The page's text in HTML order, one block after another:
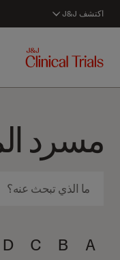
اكتشف J&J
مسرد
A
B
C
D